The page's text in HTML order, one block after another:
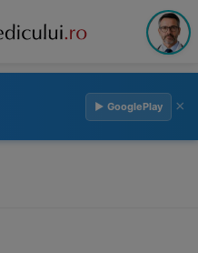
▶ GooglePlay ×